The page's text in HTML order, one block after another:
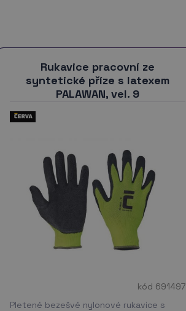
Rukavice pracovní ze
syntetické příze s latexem
PALAWAN, vel. 9
kód 691497
Pletené bezešvé nylonové rukavice s